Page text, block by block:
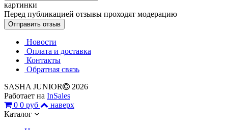
картинки
Перед публикацией отзывы проходят модерацию
Новости
Оплата и доставка
Контакты
Обратная связь
SASHA JUNIOR
2026
Работает на InSales
0 0 руб
наверх
Каталог